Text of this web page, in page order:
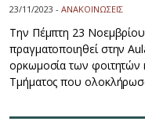
23/11/2023 - ΑΝΑΚΟΙΝΩΣΕΙΣ
Την Πέμπτη 23
πραγματοποιηθεί στην
ορκωμοσία των φοιτητών
Τμήματος που